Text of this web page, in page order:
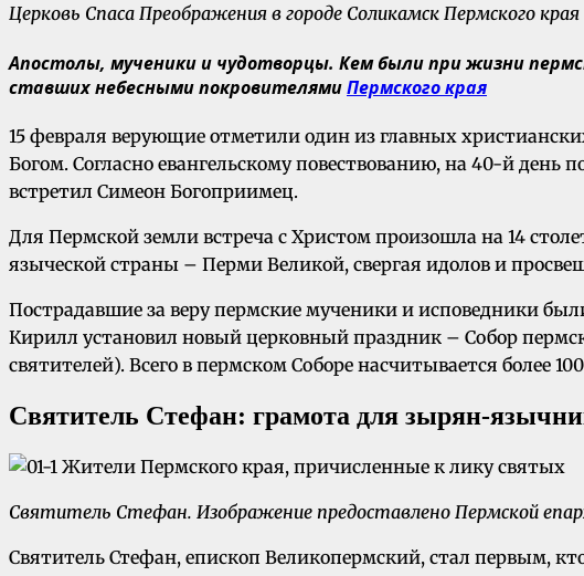
Церковь Спаса Преображения в городе Соликамск Пермского края
Апостолы, мученики и чудотворцы. Кем были при жизни
ставших небесными покровителямиПермского края
15 февраля верующие отметили один из главных
Богом. Согласно евангельскому повествованию, на 40-й
встретил Симеон Богоприимец.
Для Пермской земли встреча с Христом произошла на 14
языческой страны – Перми Великой, свергая идолов и
Пострадавшие за веру пермские мученики и исповедники
Кирилл установил новый церковный праздник – Собор
святителей). Всего в пермском Соборе насчитывается более
Святитель Стефан: грамота для зырян-
Святитель Стефан. Изображение предоставлено Пермской
Святитель Стефан, епископ Великопермский, стал первым,